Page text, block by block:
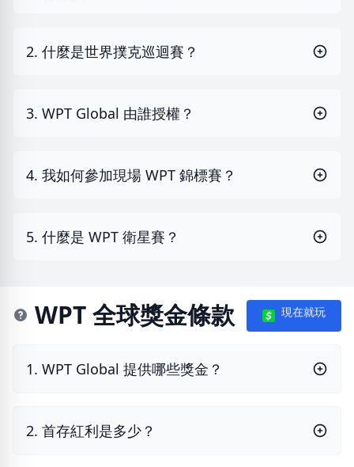
2. 什麼是世界撲克巡迴賽？
3. WPT Global 由誰授權？
4. 我如何參加現場 WPT 錦標賽？
5. 什麼是 WPT 衛星賽？
WPT 全球獎金條款 現在就玩
1. WPT Global 提供哪些獎金？
2. 首存紅利是多少？